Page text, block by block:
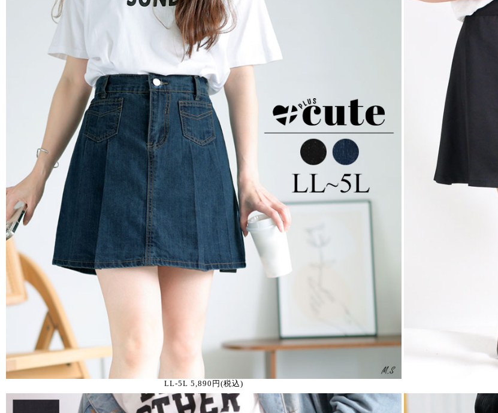
LL-5L 5,890円(税込)